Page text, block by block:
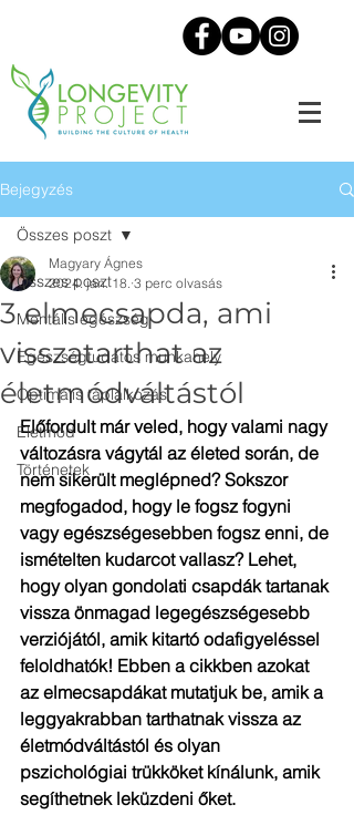
Bejegyzés
Összes poszt
Mentális egészség
Egészségtudatos munkahely
Optimális táplálkozás
Életmód
Történetek
Összes poszt
3 elmecsapda, ami
visszatarthat az
életmódváltástól
Magyary Ágnes
2024. jan. 18. 3 perc olvasás
Előfordult már veled, hogy valami nagy
változásra vágytál az életed során, de
nem sikerült meglépned? Sokszor
megfogadod, hogy le fogsz fogyni
vagy egészségesebben fogsz enni, de
ismételten kudarcot vallasz? Lehet,
hogy olyan gondolati csapdák tartanak
vissza önmagad legegészségesebb
verziójától, amik kitartó odafigyeléssel
feloldhatók! Ebben a cikkben azokat
az elmecsapdákat mutatjuk be, amik a
leggyakrabban tarthatnak vissza az
életmódváltástól és olyan
pszichológiai trükköket kínálunk, amik
segíthetnek leküzdeni őket.